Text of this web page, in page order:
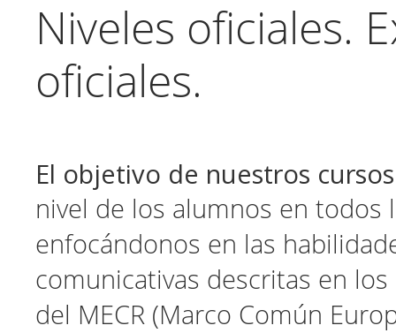
Niveles oficiales.
oficiales.
El objetivo de nuestros cursos
nivel de los alumnos en todos
enfocándonos en las
comunicativas descritas en los
del MECR (Marco Común